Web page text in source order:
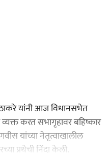
यांनी आज विधानसभेत
व्यक्त करत सभागृहावर बहिष्कार
यांच्या नेतृत्वाखालील
प्रथेची निंदा केली.